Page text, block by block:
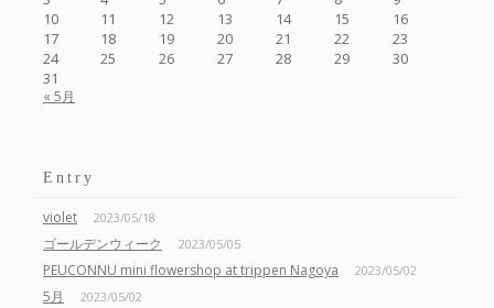
10
11 12 13 14 15
16
17
18 19 20 21 22
23
24
25 26 27 28 29
30
31
« 5月
Entry
violet 2023/05/18
ゴールデンウィーク 2023/05/05
PEUCONNU mini flowershop at trippen Nagoya 2023/05/02
5月 2023/05/02